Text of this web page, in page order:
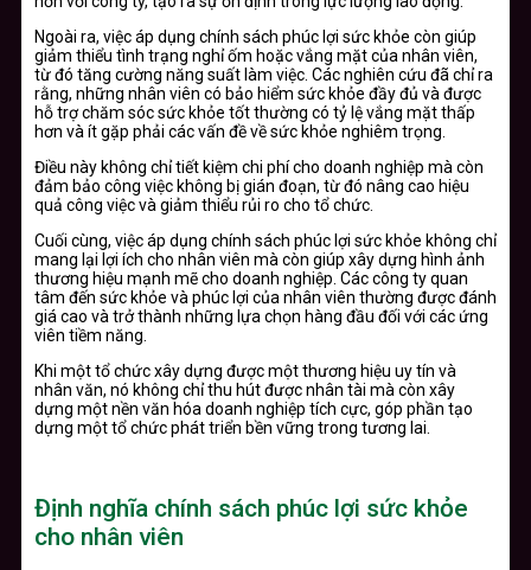
Ngoài ra, việc áp dụng chính sách phúc lợi sức khỏe còn giúp
giảm thiểu tình trạng nghỉ ốm hoặc vắng mặt của nhân viên,
từ đó tăng cường năng suất làm việc. Các nghiên cứu đã chỉ ra
rằng, những nhân viên có bảo hiểm sức khỏe đầy đủ và được
hỗ trợ chăm sóc sức khỏe tốt thường có tỷ lệ vắng mặt thấp
hơn và ít gặp phải các vấn đề về sức khỏe nghiêm trọng.
Điều này không chỉ tiết kiệm chi phí cho doanh nghiệp mà còn
đảm bảo công việc không bị gián đoạn, từ đó nâng cao hiệu
quả công việc và giảm thiểu rủi ro cho tổ chức.
Cuối cùng, việc áp dụng chính sách phúc lợi sức khỏe không chỉ
mang lại lợi ích cho nhân viên mà còn giúp xây dựng hình ảnh
thương hiệu mạnh mẽ cho doanh nghiệp. Các công ty quan
tâm đến sức khỏe và phúc lợi của nhân viên thường được đánh
giá cao và trở thành những lựa chọn hàng đầu đối với các ứng
viên tiềm năng.
Khi một tổ chức xây dựng được một thương hiệu uy tín và
nhân văn, nó không chỉ thu hút được nhân tài mà còn xây
dựng một nền văn hóa doanh nghiệp tích cực, góp phần tạo
dựng một tổ chức phát triển bền vững trong tương lai.
Định nghĩa chính sách phúc lợi sức khỏe
cho nhân viên